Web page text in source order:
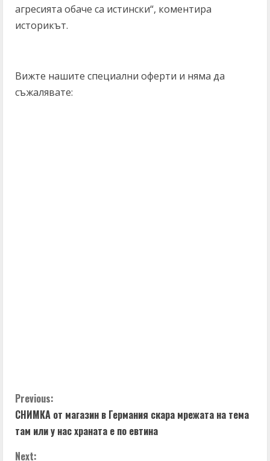
агресията обаче са истински“, коментира
историкът.
Вижте нашите специални оферти и няма да
съжалявате:
C
o
n
Previous:
СНИМКА от магазин в Германия скара мрежата на тема
там или у нас храната е по евтина
Next: